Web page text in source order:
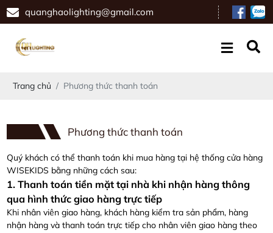
quanghaolighting@gmail.com
Trang chủ Phương thức thanh toán
Phương thức thanh toán
Quý khách có thể thanh toán khi mua hàng tại hệ thống cửa hàng
WISEKIDS bằng những cách sau:
1. Thanh toán tiền mặt tại nhà khi nhận hàng thông
qua hình thức giao hàng trực tiếp
Khi nhân viên giao hàng, khách hàng kiểm tra sản phẩm, hàng
nhận hàng và thanh toán trực tiếp cho nhân viên giao hàng theo